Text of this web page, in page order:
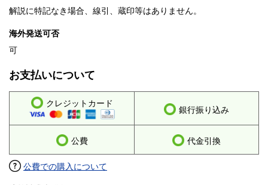
解説に特記なき場合、線引、蔵印等はありません。
海外発送可否
可
お支払いについて
クレジットカード
銀行振り込み
公費 代金引換
公費での購入について